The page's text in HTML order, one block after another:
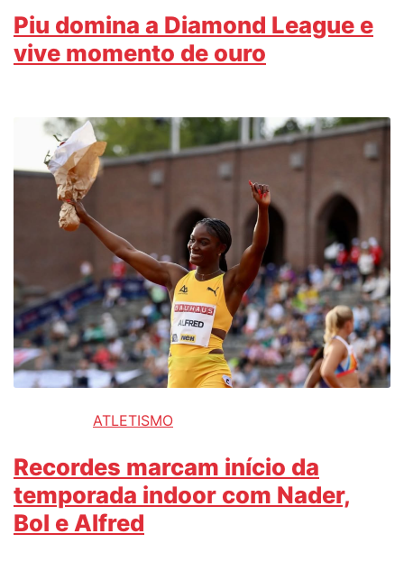
Piu domina a Diamond League e
vive momento de ouro
ATLETISMO
Recordes marcam início da
temporada indoor com Nader,
Bol e Alfred